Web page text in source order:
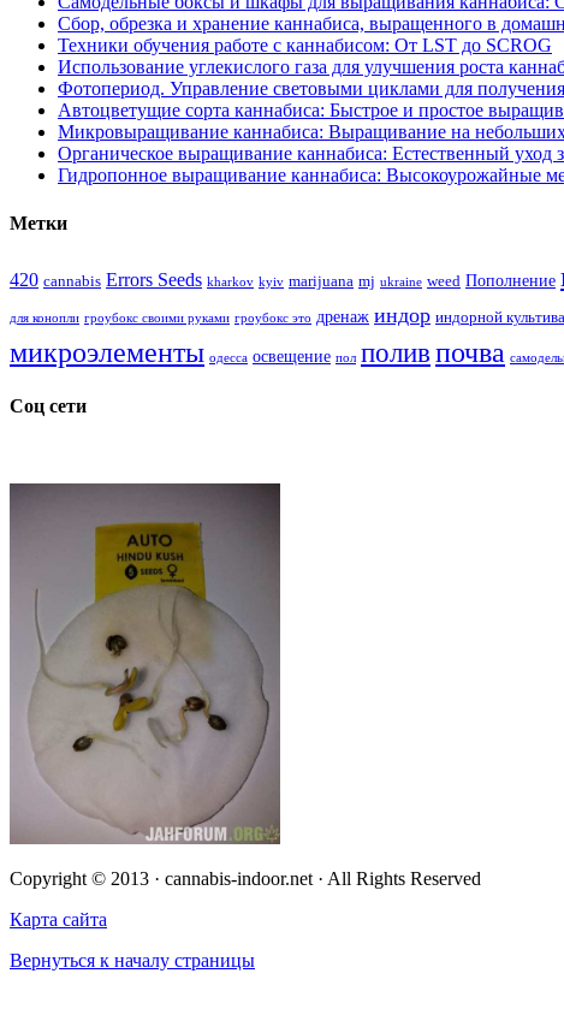
Сбор, обрезка и хранение каннабиса, выращенного в
Техники обучения работе с каннабисом: От LST до SCROG
Использование углекислого газа для улучшения роста
Фотопериод. Управление световыми циклами для
Автоцветущие сорта каннабиса: Быстрое и простое
Микровыращивание каннабиса: Выращивание на
Органическое выращивание каннабиса: Естественный уход
Гидропонное выращивание каннабиса: Высокоурожайные
Метки
420 cannabis Errors Seeds kharkov kyiv marijuana mj ukraine weed Пополнение
для конопли гроубокс своими руками гроубокс это дренаж индор индорной
микроэлементы одесса освещение пол полив почва
Соц сети
Copyright © 2013 · cannabis-indoor.net · All Rights Reserved
Карта сайта
Вернуться к началу страницы